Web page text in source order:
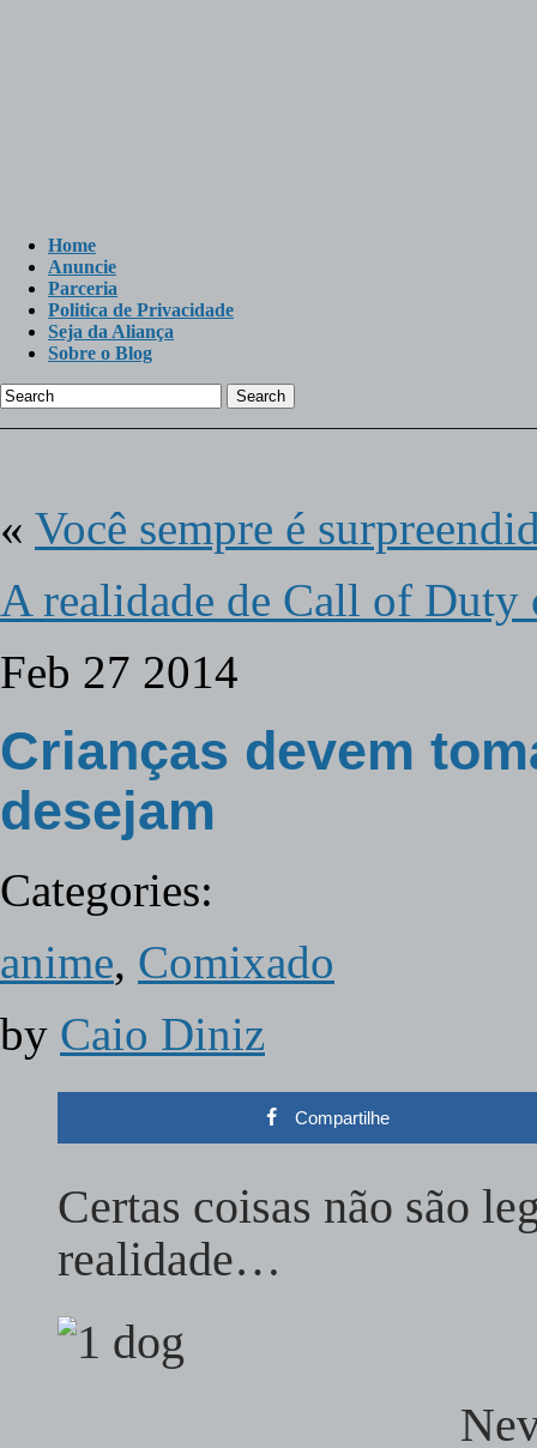
Home
Anuncie
Parceria
Politica de Privacidade
Seja da Aliança
Sobre o Blog
Search
« Você sempre é
A realidade de Call of Duty
Feb 27 2014
Crianças devem
desejam
Categories:
anime, Comixado
by Caio Diniz
Compartilhe
Certas coisas não são
realidade…